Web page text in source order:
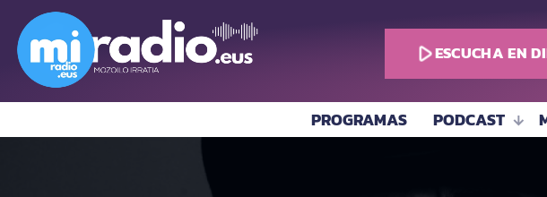
play_arrowESCUCHA EN
PROGRAMAS PODCAST